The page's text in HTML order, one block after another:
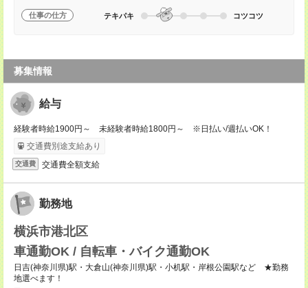
仕事の仕方 テキパキ コツコツ
募集情報
給与
経験者時給1900円～ 未経験者時給1800円～ ※日払い/週払いOK！
交通費別途支給あり
交通費 交通費全額支給
勤務地
横浜市港北区
車通勤OK / 自転車・バイク通勤OK
日吉(神奈川県)駅・大倉山(神奈川県)駅・小机駅・岸根公園駅など ★勤務
地選べます！